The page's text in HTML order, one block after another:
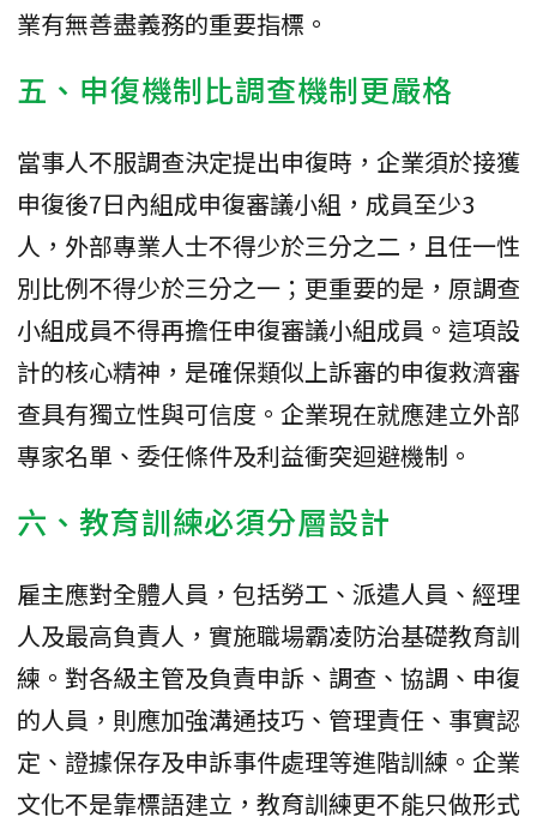
業有無善盡義務的重要指標。
五、申復機制比調查機制更嚴格
當事人不服調查決定提出申復時，企業須於接獲
申復後7日內組成申復審議小組，成員至少3
人，外部專業人士不得少於三分之二，且任一性
別比例不得少於三分之一；更重要的是，原調查
小組成員不得再擔任申復審議小組成員。這項設
計的核心精神，是確保類似上訴審的申復救濟審
查具有獨立性與可信度。企業現在就應建立外部
專家名單、委任條件及利益衝突迴避機制。
六、教育訓練必須分層設計
雇主應對全體人員，包括勞工、派遣人員、經理
人及最高負責人，實施職場霸凌防治基礎教育訓
練。對各級主管及負責申訴、調查、協調、申復
的人員，則應加強溝通技巧、管理責任、事實認
定、證據保存及申訴事件處理等進階訓練。企業
文化不是靠標語建立，教育訓練更不能只做形式